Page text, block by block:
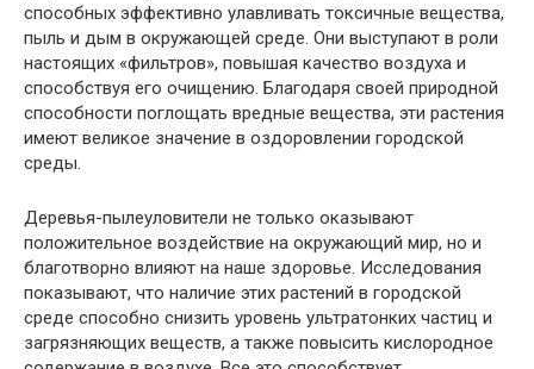
способных эффективно улавливать токсичные вещества,
пыль и дым в окружающей среде. Они выступают в роли
настоящих «фильтров», повышая качество воздуха и
способствуя его очищению. Благодаря своей природной
способности поглощать вредные вещества, эти растения
имеют великое значение в оздоровлении городской
среды.
Деревья-пылеуловители не только оказывают
положительное воздействие на окружающий мир, но и
благотворно влияют на наше здоровье. Исследования
показывают, что наличие этих растений в городской
среде способно снизить уровень ультратонких частиц и
загрязняющих веществ, а также повысить кислородное